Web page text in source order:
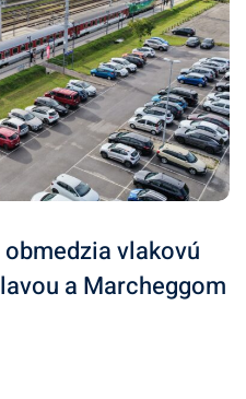
vlakovú
a Marcheggom